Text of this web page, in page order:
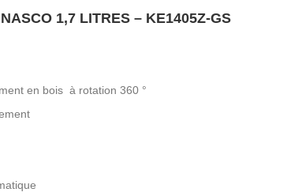
1,7 LITRES – KE1405Z-GS
en bois à rotation 360 °